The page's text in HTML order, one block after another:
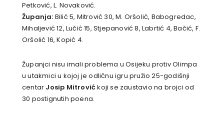
Petković, L. Novaković.
Županja: Bilić 5, Mitrović 30, M. Oršolić, Babogredac,
Mihaljević 12, Lučić 15, Stjepanović 8, Labrtić 4, Bačić, F.
Oršolić 16, Kopić 4.
Županjci nisu imali problema u Osijeku protiv Olimpa
u utakmici u kojoj je odličnu igru pružio 25-godišnji
centar Josip Mitrovićkoji se zaustavio na brojci od
30 postignutih poena.